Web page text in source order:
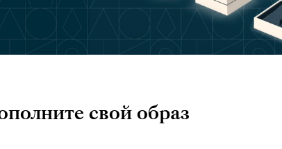
свой образ